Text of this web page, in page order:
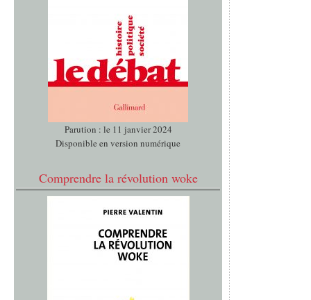
Parution : le 11 janvier 2024
Disponible en version numérique
Comprendre la révolution woke